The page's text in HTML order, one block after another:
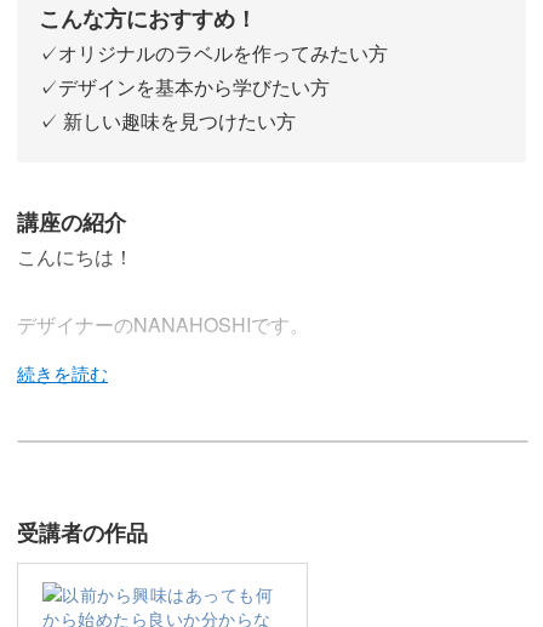
こんな方におすすめ！
✓オリジナルのラベルを作ってみたい方
✓デザインを基本から学びたい方
✓ 新しい趣味を見つけたい方
講座の紹介
こんにちは！
デザイナーのNANAHOSHIです。
今回の講座は、「ラベルデザイン」について学んでいただ
そのままでは味気ない無地・透明のボトルや容器も、ラベ
ルが貼られているだけで途端におしゃれに見えますよね。
受講者の作品